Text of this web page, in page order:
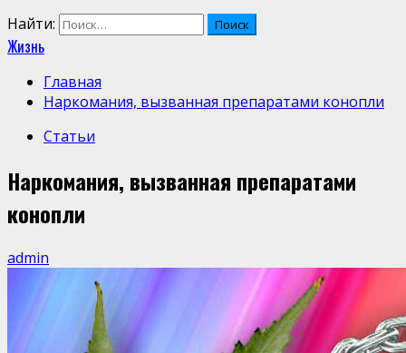
Найти:
Жизнь
Главная
Наркомания, вызванная препаратами конопли
Статьи
Наркомания, вызванная препаратами
конопли
admin